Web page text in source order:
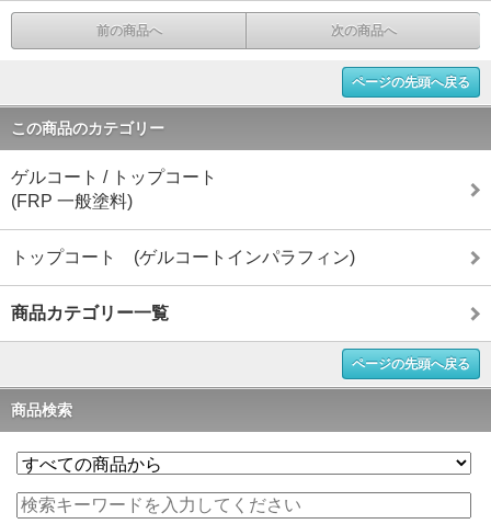
前の商品へ 次の商品へ
ページの先頭へ戻る
この商品のカテゴリー
ゲルコート / トップコート
(FRP 一般塗料)
トップコート (ゲルコートインパラフィン)
商品カテゴリー一覧
ページの先頭へ戻る
商品検索